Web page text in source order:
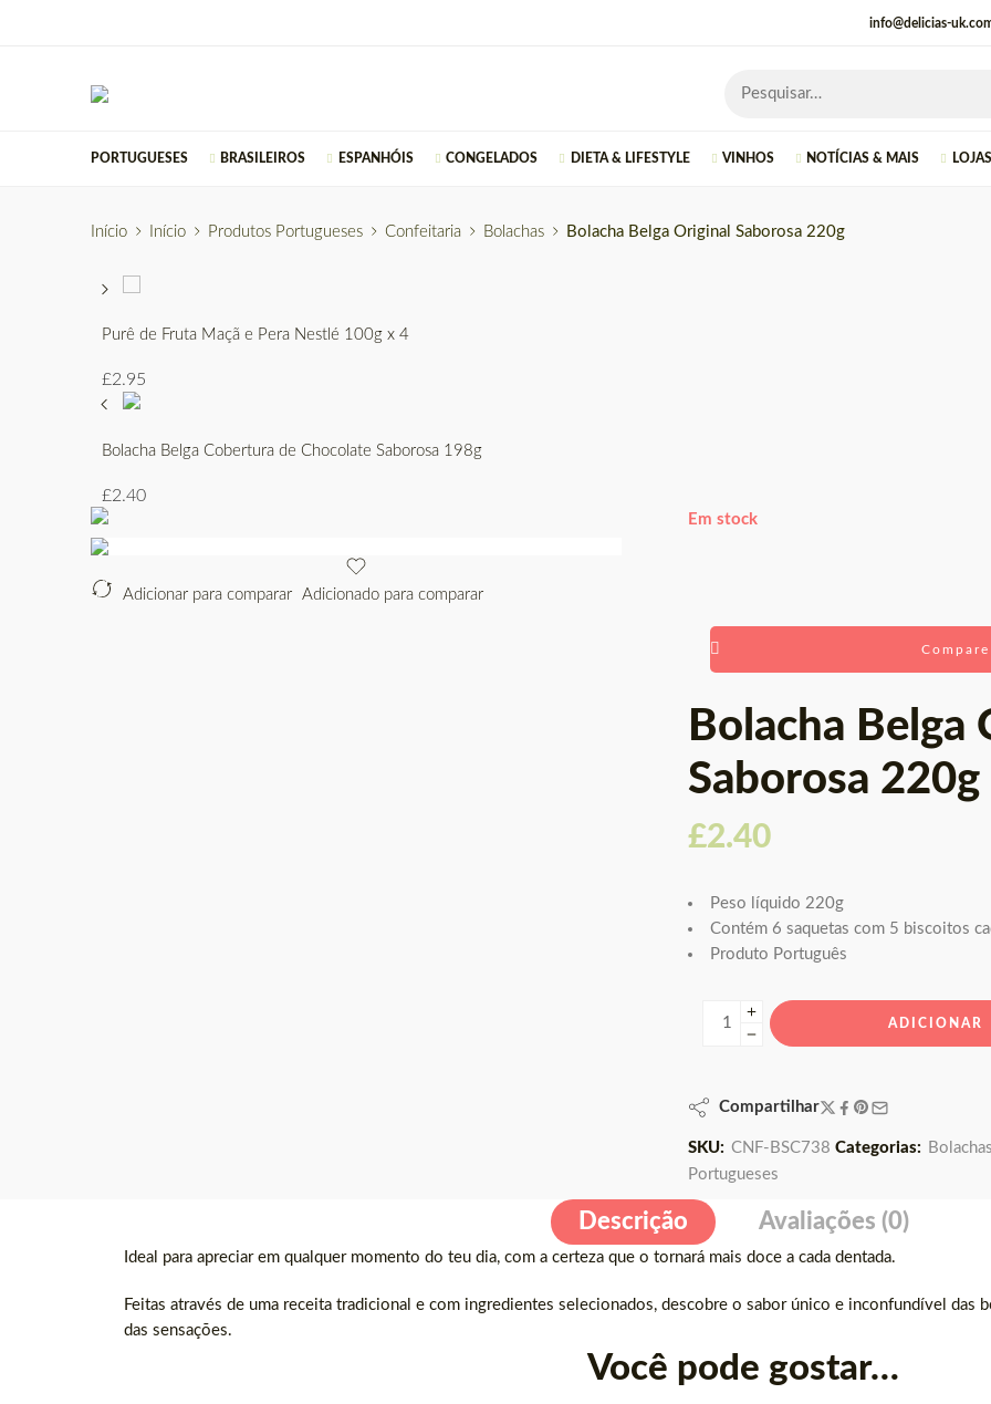
info@delicias-
PORTUGUESES BRASILEIROS ESPANHÓIS CONGELADOS DIETA & LIFESTYLE VINHOS NOTÍCIAS & MAIS LOJAS
Início Início Produtos Portugueses Confeitaria Bolachas Bolacha Belga Original Saborosa 220g
Purê de Fruta Maçã e Pera Nestlé 100g x 4
£2.95
Bolacha Belga Cobertura de Chocolate Saborosa 198g
£2.40
Adicionar para comparar Adicionado para comparar
Bolacha Belga
Saborosa 220g
£2.40
Peso líquido 220g
Contém 6 saquetas com 5 biscoitos
Produto Português
Em stock
ADICIONAR
Compare
Compartilhar
SKU: CNF-BSC738 Categorias: Bolachas
Portugueses
Descrição Avaliações (0)
Ideal para apreciar em qualquer momento do teu dia, com a certeza que o tornará mais doce a cada dentada.
Feitas através de uma receita tradicional e com ingredientes selecionados, descobre o sabor único e inconfundível das
das sensações.
Você pode gostar…